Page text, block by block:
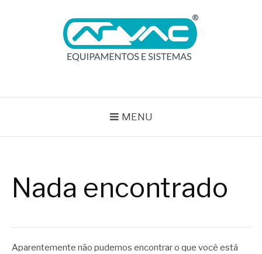
MENU
Nada encontrado
Aparentemente não pudemos encontrar o que você está